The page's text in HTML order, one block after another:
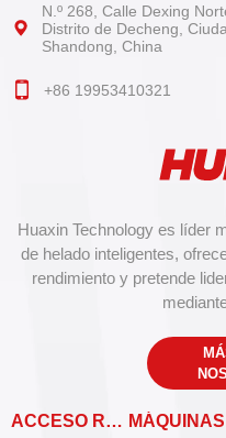
Huaxin Technology es líder
de helado inteligentes,
rendimiento y pretende
ACCESO RÁPIDO
N.º 268, Calle Dexing
Distrito de Decheng,
Shandong, China
+86 19953410321